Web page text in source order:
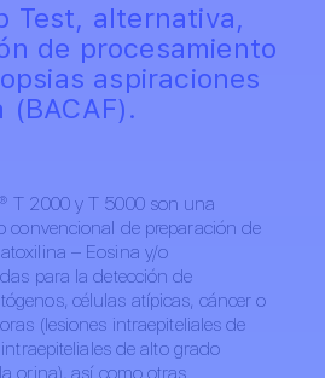
Test, alternativa,
de procesamiento
aspiraciones
T 2000 y T 5000 son una
convencional de preparación de
– Eosina y/o
para la detección de
células atípicas, cáncer o
(lesiones intraepiteliales de
de alto grado
orina), así como otras